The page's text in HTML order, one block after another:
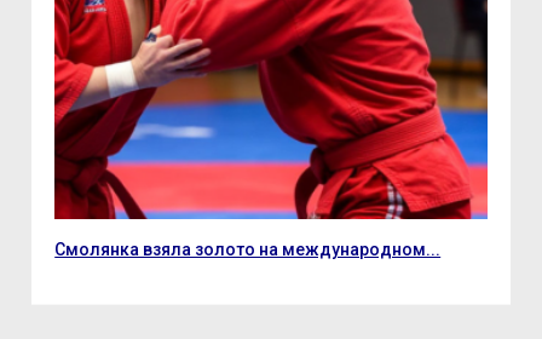
Смолянка взяла золото на международном...